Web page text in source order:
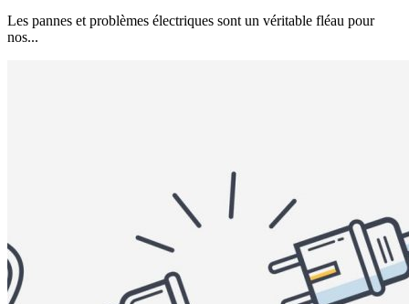
Les pannes et problèmes électriques sont un véritable fléau pour
nos...